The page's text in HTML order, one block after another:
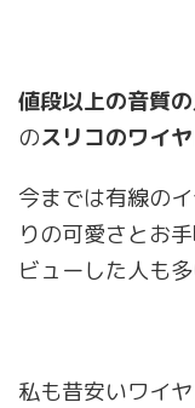
値段以上の音質
のスリコのワイ
今までは有線の
りの可愛さとお
ビューした人も
私も昔安いワイ